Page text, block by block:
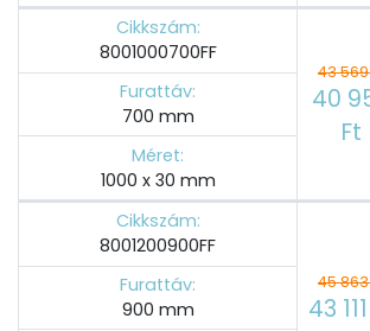
Cikkszám:
8001000700FF
43 569
40
Ft
Furattáv:
700 mm
Méret:
1000 x 30 mm
Cikkszám:
8001200900FF
45 863
43
Furattáv:
900 mm